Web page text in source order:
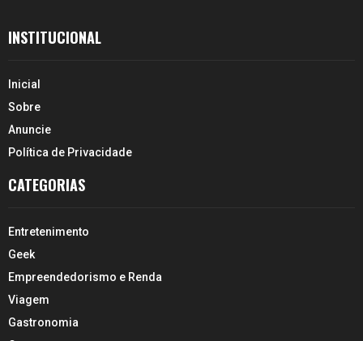
INSTITUCIONAL
Inicial
Sobre
Anuncie
Política de Privacidade
CATEGORIAS
Entretenimento
Geek
Empreendedorismo e Renda
Viagem
Gastronomia